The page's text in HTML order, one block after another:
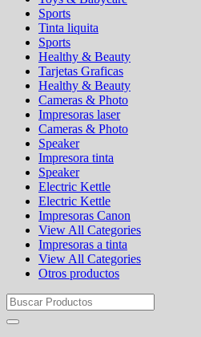
Sports
Tinta liquita
Sports
Healthy & Beauty
Tarjetas Graficas
Healthy & Beauty
Cameras & Photo
Impresoras laser
Cameras & Photo
Speaker
Impresora tinta
Speaker
Electric Kettle
Electric Kettle
Impresoras Canon
View All Categories
Impresoras a tinta
View All Categories
Otros productos
Search
for: